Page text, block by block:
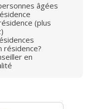
âgées
(plus
résidence?
en